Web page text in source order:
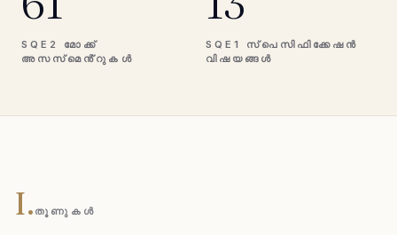
SQE2 മോക്ക്
അസസ്‌മെൻ്റുകൾ
SQE1 സ്പെസിഫിക്കേഷൻ
വിഷയങ്ങൾ
I. തൂണുകൾ